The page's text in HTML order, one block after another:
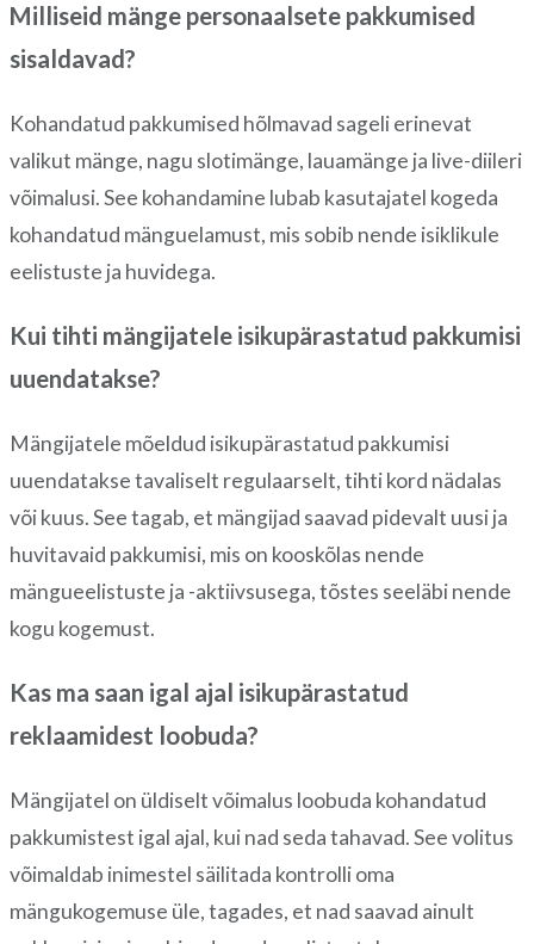
Milliseid mänge personaalsete pakkumised
sisaldavad?
Kohandatud pakkumised hõlmavad sageli erinevat
valikut mänge, nagu slotimänge, lauamänge ja live-diileri
võimalusi. See kohandamine lubab kasutajatel kogeda
kohandatud mänguelamust, mis sobib nende isiklikule
eelistuste ja huvidega.
Kui tihti mängijatele isikupärastatud pakkumisi
uuendatakse?
Mängijatele mõeldud isikupärastatud pakkumisi
uuendatakse tavaliselt regulaarselt, tihti kord nädalas
või kuus. See tagab, et mängijad saavad pidevalt uusi ja
huvitavaid pakkumisi, mis on kooskõlas nende
mängueelistuste ja -aktiivsusega, tõstes seeläbi nende
kogu kogemust.
Kas ma saan igal ajal isikupärastatud
reklaamidest loobuda?
Mängijatel on üldiselt võimalus loobuda kohandatud
pakkumistest igal ajal, kui nad seda tahavad. See volitus
võimaldab inimestel säilitada kontrolli oma
mängukogemuse üle, tagades, et nad saavad ainult